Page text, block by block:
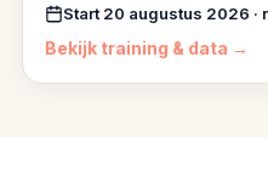
Start 20 augustus 2026 ·
Bekijk training & data →